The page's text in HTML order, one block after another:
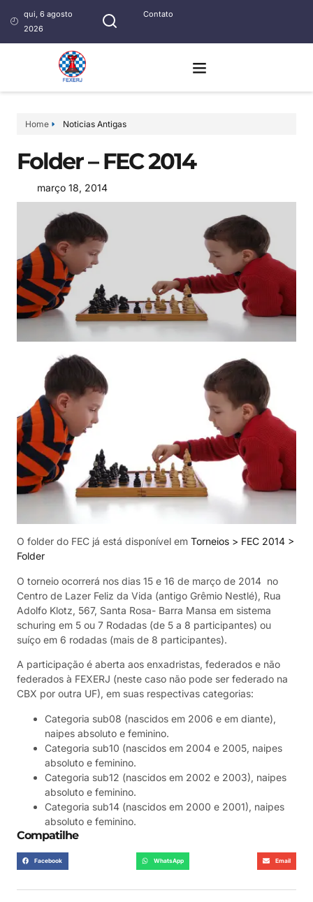
qui, 6 agosto
2026
Contato
Home Noticias Antigas
Folder – FEC 2014
março 18, 2014
O folder do FEC já está disponível em Torneios > FEC 2014 >
Folder
O torneio ocorrerá nos dias 15 e 16 de março de 2014 no
Centro de Lazer Feliz da Vida (antigo Grêmio Nestlé), Rua
Adolfo Klotz, 567, Santa Rosa- Barra Mansa em sistema
schuring em 5 ou 7 Rodadas (de 5 a 8 participantes) ou
suíço em 6 rodadas (mais de 8 participantes).
A participação é aberta aos enxadristas, federados e não
federados à FEXERJ (neste caso não pode ser federado na
CBX por outra UF), em suas respectivas categorias:
Categoria sub08 (nascidos em 2006 e em diante),
naipes absoluto e feminino.
Categoria sub10 (nascidos em 2004 e 2005, naipes
absoluto e feminino.
Categoria sub12 (nascidos em 2002 e 2003), naipes
absoluto e feminino.
Categoria sub14 (nascidos em 2000 e 2001), naipes
absoluto e feminino.
Compatilhe
Facebook WhatsApp Email